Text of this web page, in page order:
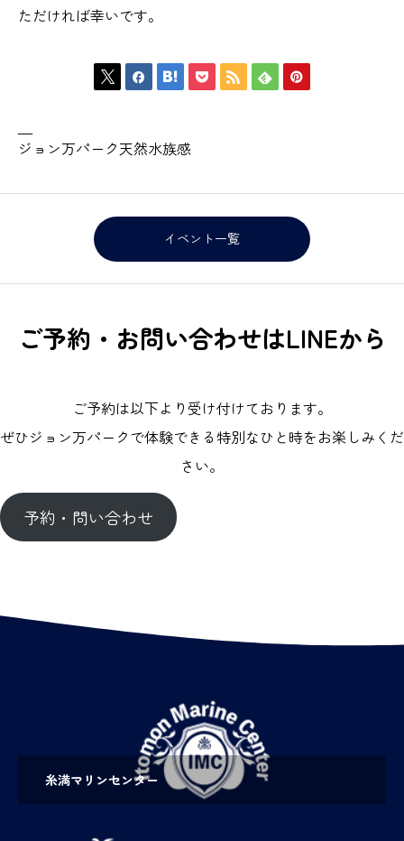
ただければ幸いです。
      
—
ジョン万パーク天然水族感
イベント一覧
ご予約・お問い合わせはLINEから
ご予約は以下より受け付けております。
ぜひジョン万パークで体験できる特別なひと時をお楽しみくだ
さい。
予約・問い合わせ
糸満マリンセンター